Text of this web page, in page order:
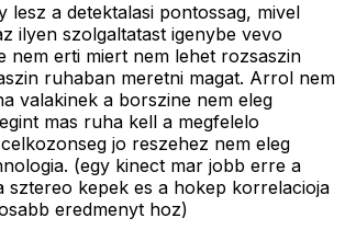
lesz a detektalasi pontossag, mivel
ilyen szolgaltatast igenybe vevo
nem erti miert nem lehet rozsaszin
ruhaban meretni magat. Arrol nem
valakinek a borszine nem eleg
mas ruha kell a megfelelo
jo reszehez nem eleg
(egy kinect mar jobb erre a
sztereo kepek es a hokep korrelacioja
eredmenyt hoz)